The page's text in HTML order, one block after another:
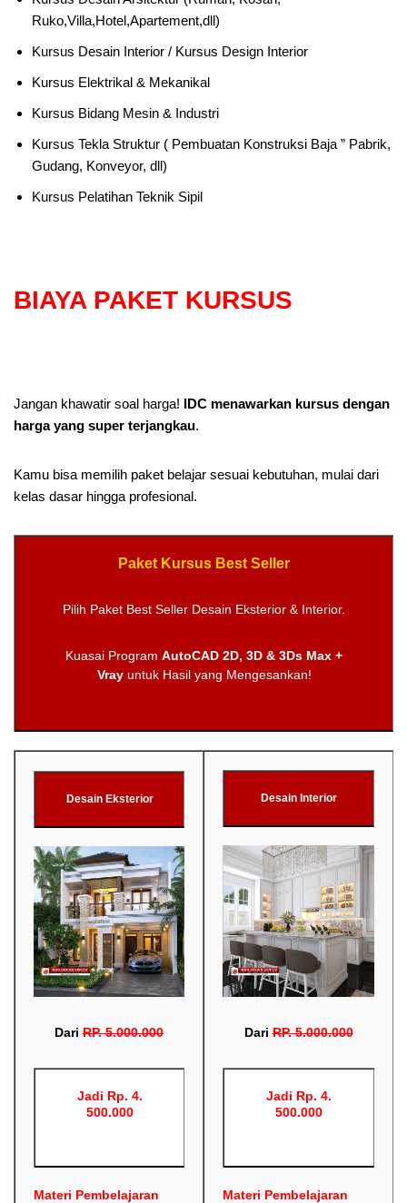
Ruko,Villa,Hotel,Apartement,dll)
Kursus Desain Interior / Kursus Design Interior
Kursus Elektrikal & Mekanikal
Kursus Bidang Mesin & Industri
Kursus Tekla Struktur ( Pembuatan Konstruksi Baja ” Pabrik,
Gudang, Konveyor, dll)
Kursus Pelatihan Teknik Sipil
BIAYA PAKET KURSUS
Jangan khawatir soal harga! IDC menawarkan kursus dengan
harga yang super terjangkau.
Kamu bisa memilih paket belajar sesuai kebutuhan, mulai dari
kelas dasar hingga profesional.
Paket Kursus Best Seller
Pilih Paket Best Seller Desain Eksterior & Interior.
Kuasai Program AutoCAD 2D, 3D & 3Ds Max +
Vrayuntuk Hasil yang Mengesankan!
Desain Eksterior
Dari RP.5.000.000
Jadi Rp. 4.
500.000
Materi Pembelajaran
Desain Interior
DariRP.5.000.000
Jadi Rp. 4.
500.000
Materi Pembelajaran